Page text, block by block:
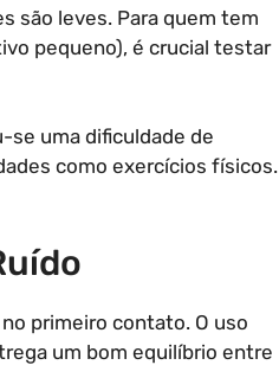
são leves. Para quem tem
pequeno), é crucial testar
se uma dificuldade de
como exercícios físicos.
primeiro contato. O uso
um bom equilíbrio entre